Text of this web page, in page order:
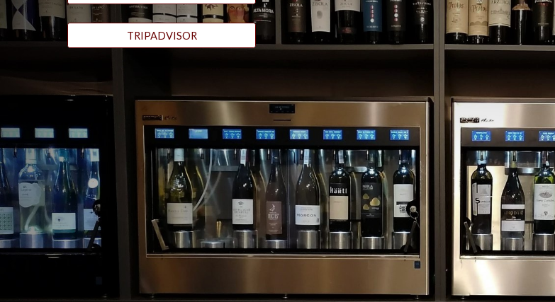
TRIPADVISOR